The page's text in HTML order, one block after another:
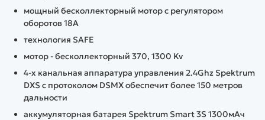
мощный бесколлекторный мотор с регулятором
оборотов 18А
технология SAFE
мотор - бесколлекторный 370, 1300 Kv
4-х канальная аппаратура управления 2.4Ghz Spektrum
DXS с протоколом DSMX обеспечит более 150 метров
дальности
аккумуляторная батарея Spektrum Smart 3S 1300мАч